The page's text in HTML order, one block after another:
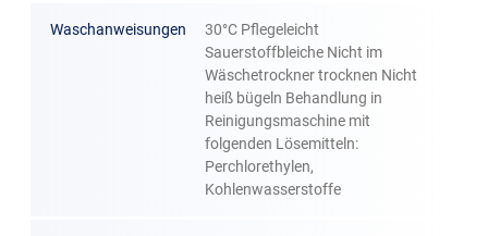
Waschanweisungen
30°C Pflegeleicht
Sauerstoffbleiche Nicht im
Wäschetrockner trocknen Nicht
heiß bügeln Behandlung in
Reinigungsmaschine mit
folgenden Lösemitteln:
Perchlorethylen,
Kohlenwasserstoffe